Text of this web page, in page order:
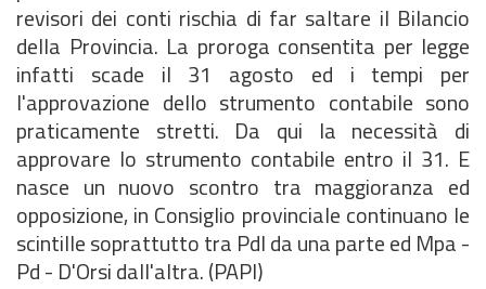
revisori dei conti rischia di far saltare il Bilancio
della Provincia. La proroga consentita per legge
infatti scade il 31 agosto ed i tempi per
l'approvazione dello strumento contabile sono
praticamente stretti. Da qui la necessità di
approvare lo strumento contabile entro il 31. E
nasce un nuovo scontro tra maggioranza ed
opposizione, in Consiglio provinciale continuano le
scintille soprattutto tra Pdl da una parte ed Mpa -
Pd - D'Orsi dall'altra. (PAPI)